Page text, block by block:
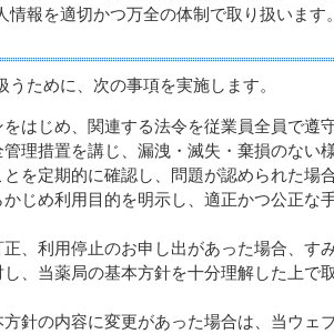
報を適切かつ万全の体制で取り扱います。
ために、次の事項を実施します。
はじめ、関連する法令を従業員全員で遵守
理措置を講じ、漏洩・滅失・棄損のない
を定期的に確認し、問題が認められた場
じめ利用目的を明示し、適正かつ公正な
、利用停止のお申し出があった場合、す
、当薬局の基本方針を十分理解した上で
針の内容に変更があった場合は、当ウェ